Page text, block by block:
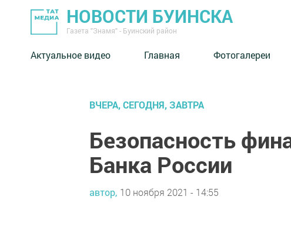
НОВОСТИ БУИНСКА
Газета "Знамя" - Буинский район
Актуальное видео Главная Фотогалереи
ВЧЕРА, СЕГОДНЯ, ЗАВТРА
Безопасность
Банка России
автор, 10 ноября 2021 - 14:55